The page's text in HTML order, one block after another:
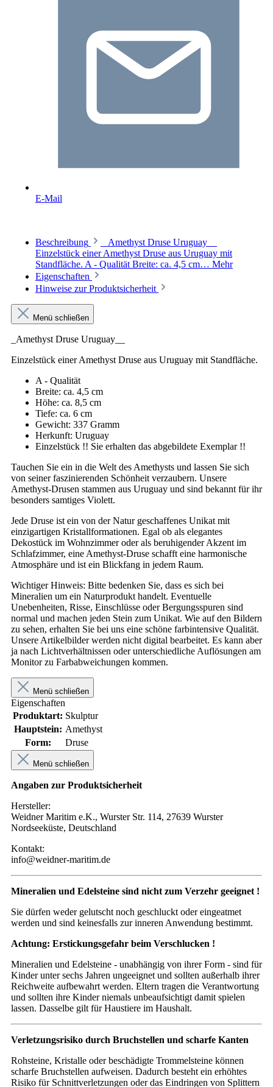
E-Mail
Beschreibung
_Amethyst Druse Uruguay__
Einzelstück einer Amethyst Druse aus Uruguay mit
Standfläche. A - Qualität Breite: ca. 4,5 cm… Mehr
Eigenschaften
Hinweise zur Produktsicherheit
Menü schließen
_Amethyst Druse Uruguay__
Einzelstück einer Amethyst Druse aus Uruguay mit Standfläche.
A - Qualität
Breite: ca. 4,5 cm
Höhe: ca. 8,5 cm
Tiefe: ca. 6 cm
Gewicht: 337 Gramm
Herkunft: Uruguay
Einzelstück !! Sie erhalten das abgebildete Exemplar !!
Tauchen Sie ein in die Welt des Amethysts und lassen Sie sich
von seiner faszinierenden Schönheit verzaubern. Unsere
Amethyst-Drusen stammen aus Uruguay und sind bekannt für ihr
besonders samtiges Violett.
Jede Druse ist ein von der Natur geschaffenes Unikat mit
einzigartigen Kristallformationen. Egal ob als elegantes
Dekostück im Wohnzimmer oder als beruhigender Akzent im
Schlafzimmer, eine Amethyst-Druse schafft eine harmonische
Atmosphäre und ist ein Blickfang in jedem Raum.
Wichtiger Hinweis: Bitte bedenken Sie, dass es sich bei
Mineralien um ein Naturprodukt handelt. Eventuelle
Unebenheiten, Risse, Einschlüsse oder Bergungsspuren sind
normal und machen jeden Stein zum Unikat. Wie auf den Bildern
zu sehen, erhalten Sie bei uns eine schöne farbintensive Qualität.
Unsere Artikelbilder werden nicht digital bearbeitet. Es kann aber
ja nach Lichtverhältnissen oder unterschiedliche Auflösungen am
Monitor zu Farbabweichungen kommen.
Menü schließen
Eigenschaften
Produktart: Skulptur
Hauptstein: Amethyst
Form:
Druse
Menü schließen
Angaben zur Produktsicherheit
Hersteller:
Weidner Maritim e.K., Wurster Str. 114, 27639 Wurster
Nordseeküste, Deutschland
Kontakt:
info@weidner-maritim.de
Mineralien und Edelsteine sind nicht zum Verzehr geeignet !
Sie dürfen weder gelutscht noch geschluckt oder eingeatmet
werden und sind keinesfalls zur inneren Anwendung bestimmt.
Achtung: Erstickungsgefahr beim Verschlucken !
Mineralien und Edelsteine - unabhängig von ihrer Form - sind für
Kinder unter sechs Jahren ungeeignet und sollten außerhalb ihrer
Reichweite aufbewahrt werden. Eltern tragen die Verantwortung
und sollten ihre Kinder niemals unbeaufsichtigt damit spielen
lassen. Dasselbe gilt für Haustiere im Haushalt.
Verletzungsrisiko durch Bruchstellen und scharfe Kanten
Rohsteine, Kristalle oder beschädigte Trommelsteine können
scharfe Bruchstellen aufweisen. Dadurch besteht ein erhöhtes
Risiko für Schnittverletzungen oder das Eindringen von Splittern